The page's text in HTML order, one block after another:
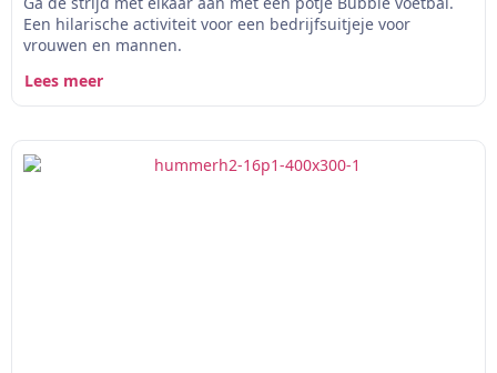
Een hilarische activiteit voor een bedrijfsuitjeje voor
vrouwen en mannen.
Lees meer